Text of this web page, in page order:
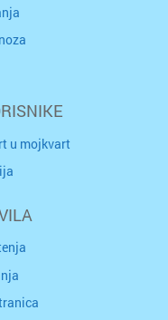
u mojkvart